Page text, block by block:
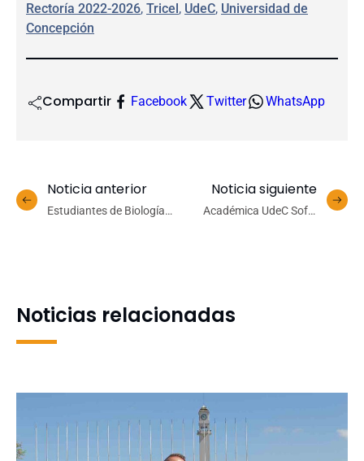
Rectoría 2022-2026, Tricel, UdeC, Universidad de
Concepción
Compartir Facebook Twitter WhatsApp
Noticia anterior
Estudiantes de Biología
Noticia siguiente
Académica UdeC Sofía
Noticias relacionadas